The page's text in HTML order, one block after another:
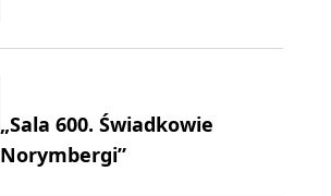
„Sala 600. Świadkowie
Norymbergi”